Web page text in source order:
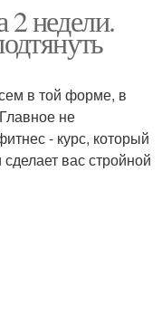
2 недели.
в той форме, в
не
- курс, который
вас стройной